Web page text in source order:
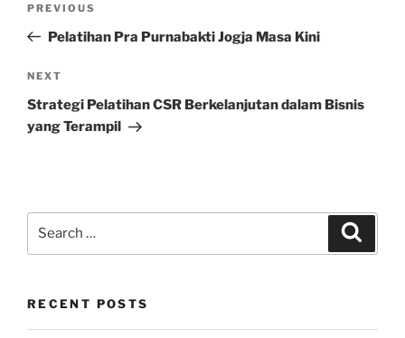
Previous
Post
PREVIOUS
Pelatihan Pra Purnabakti Jogja Masa Kini
Next
Post
NEXT
Strategi Pelatihan CSR Berkelanjutan dalam Bisnis
yang Terampil
RECENT POSTS